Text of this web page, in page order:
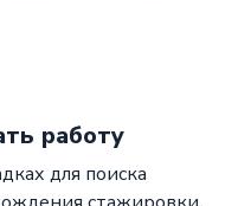
работу
для поиска